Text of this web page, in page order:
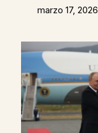
marzo 17, 2026